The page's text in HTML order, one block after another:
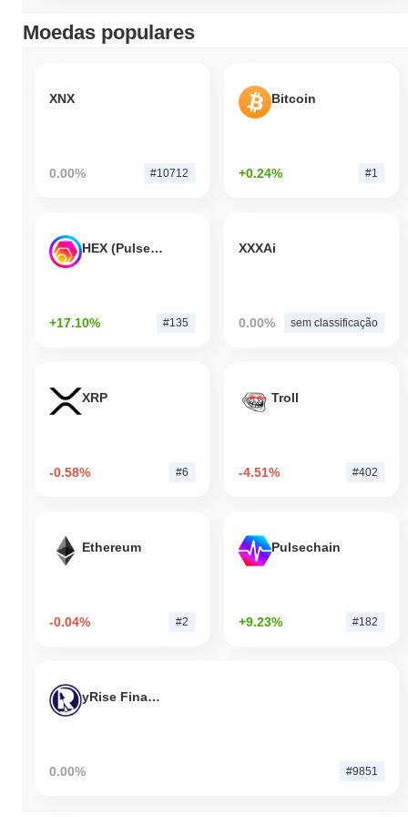
Moedas populares
XNX
0.00% #10712
Bitcoin
+0.24% #1
HEX (Pulsechain)
+17.10% #135
XXXAi
0.00% sem classificação
XRP
-0.58% #6
Troll
-4.51% #402
Ethereum
-0.04% #2
Pulsechain
+9.23% #182
yRise Finance
0.00% #9851